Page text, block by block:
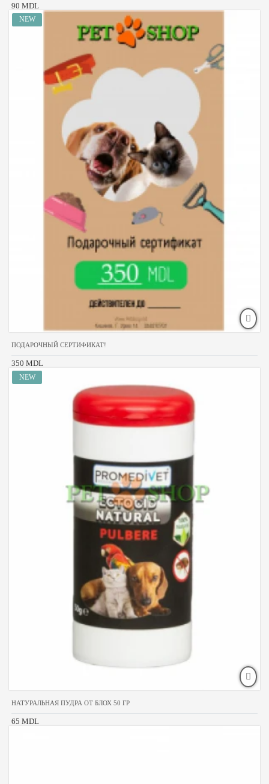
90 MDL
ПОДАРОЧНЫЙ СЕРТИФИКАТ!
350 MDL
НАТУРАЛЬНАЯ ПУДРА ОТ БЛОХ 50 ГР
65 MDL